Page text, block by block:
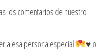
los comentarios de nuestro
a esa persona especial
♥️ o